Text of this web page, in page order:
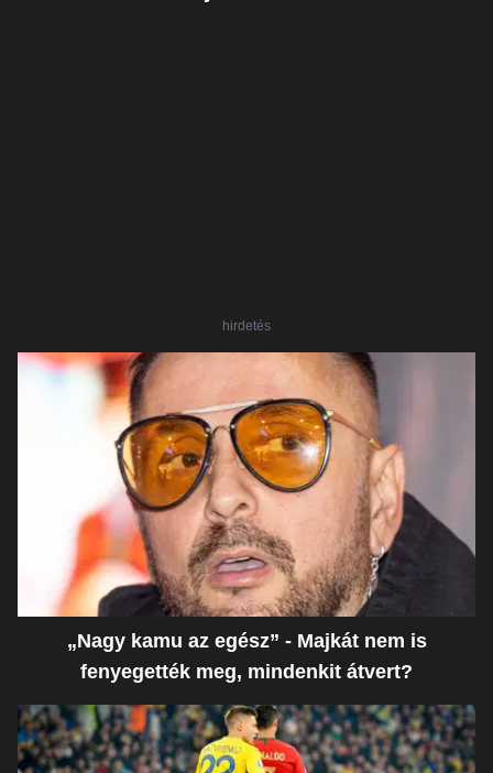
hirdetés
„Nagy kamu az egész” - Majkát nem is
fenyegették meg, mindenkit átvert?